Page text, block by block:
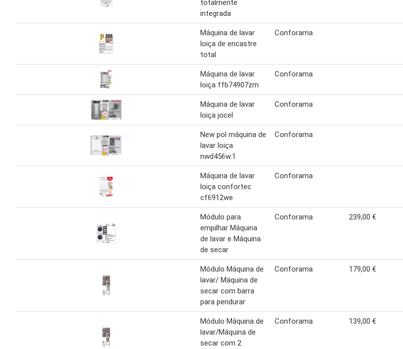
totalmente
integrada
Máquina de lavar
loiça de encastre
total
Conforama
Máquina de lavar
loiça ffb74907zm
Conforama
Máquina de lavar
loiça jocel
Conforama
New pol máquina de
lavar loiça
nwd456w.1
Conforama
Máquina de lavar
loiça confortec
cf6912we
Conforama
Módulo para
empilhar Máquina
de lavar e Máquina
de secar
Conforama 239,00 €
Módulo Máquina de
lavar/ Máquina de
secar com barra
para pendurar
Conforama 179,00 €
Módulo Máquina de
lavar/Máquina de
secar com 2
Conforama 139,00 €